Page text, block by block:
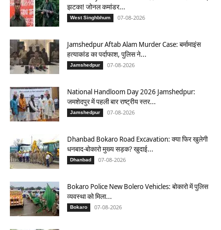
झटका! जोनल कमांडर...
West Singhbhum 07-08-2026
Jamshedpur Aftab Alam Murder Case: बर्मामाइंस
हत्याकांड का पर्दाफाश, पुलिस ने...
Jamshedpur 07-08-2026
National Handloom Day 2026 Jamshedpur:
जमशेदपुर में पहली बार राष्ट्रीय स्तर...
Jamshedpur 07-08-2026
Dhanbad Bokaro Road Excavation: क्या फिर खुलेगी
धनबाद-बोकारो मुख्य सड़क? खुदाई...
Dhanbad 07-08-2026
Bokaro Police New Bolero Vehicles: बोकारो में पुलिस
व्यवस्था को मिला...
Bokaro 07-08-2026